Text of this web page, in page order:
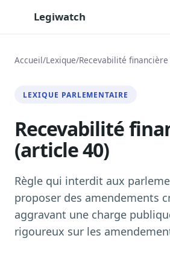
Legiwatch
Posez vos questions, réponses
Transcriptions IA
Toutes les séances AN/Sénat transcrites
Synthèses IA
Veille des matinales radio
9 interviews politiques, analysées
Alertes personnalisées
Accueil/Lexique/Recevabilité
LEXIQUE PARLEMENTAIRE
Recevabilité
(article 40)
Règle qui interdit aux
proposer des amendements
aggravant une charge
rigoureux sur les